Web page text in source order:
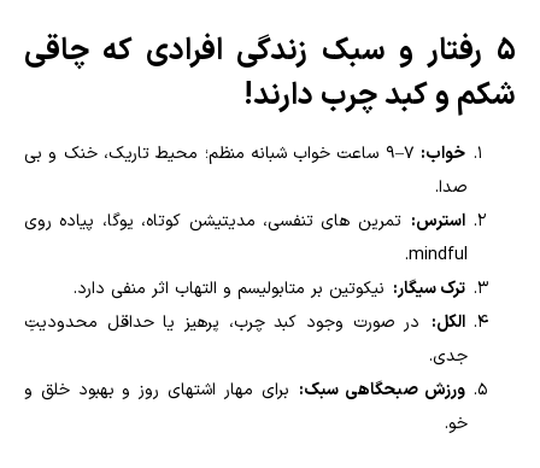
5 رفتار و سبک زندگی افرادی که چاقی
شکم و کبد چرب دارند!
خواب:
7–9 ساعت خواب شبانه منظم؛ محیط تاریک، خنک و بی
صدا.
استرس: تمرین های تنفسی، مدیتیشن کوتاه، یوگا، پیاده روی
mindful.
ترک سیگار: نیکوتین بر متابولیسم و التهاب اثر منفی دارد.
الکل: در صورت وجود کبد چرب، پرهیز یا حداقل محدودیتِ
جدی.
ورزش صبحگاهی سبک: برای مهار اشتهای روز و بهبود خلق و
خو.